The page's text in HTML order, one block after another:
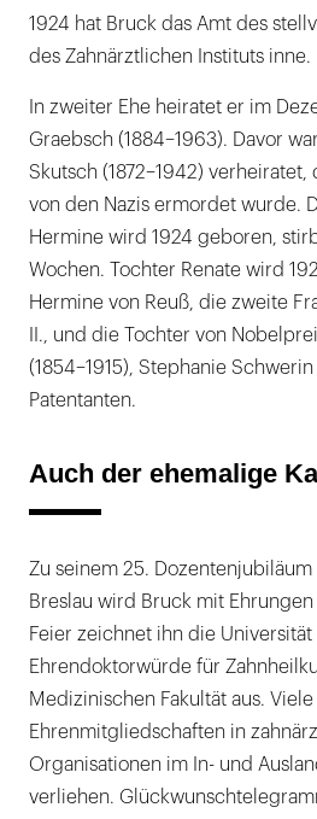
1924 hat Bruck das Amt des
des Zahnärztlichen Instituts inne.
In zweiter Ehe heiratet er im
Graebsch (1884–1963). Davor
Skutsch (1872–1942)
von den Nazis ermordet wurde.
Hermine wird 1924 geboren,
Wochen. Tochter Renate wird
Hermine von Reuß, die zweite
II., und die Tochter von
(1854–1915), Stephanie
Patentanten.
Auch der ehemalige
Zu seinem 25.
Breslau wird Bruck mit
Feier zeichnet ihn die
Ehrendoktorwürde für
Medizinischen Fakultät aus. Viele
Ehrenmitgliedschaften in
Organisationen im In- und
verliehen.